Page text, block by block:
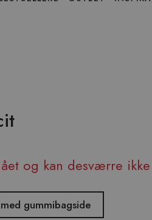
og kan desværre
gummibagside